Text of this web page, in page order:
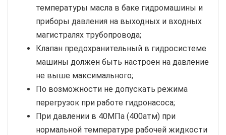
температуры масла в баке гидромашины и
приборы давления на выходных и входных
магистралях трубопровода;
Клапан предохранительный в гидросистеме
машины должен быть настроен на давление
не выше максимального;
По возможности не допускать режима
перегрузок при работе гидронасоса;
При давлении в 40МПа (400атм) при
нормальной температуре рабочей жидкости